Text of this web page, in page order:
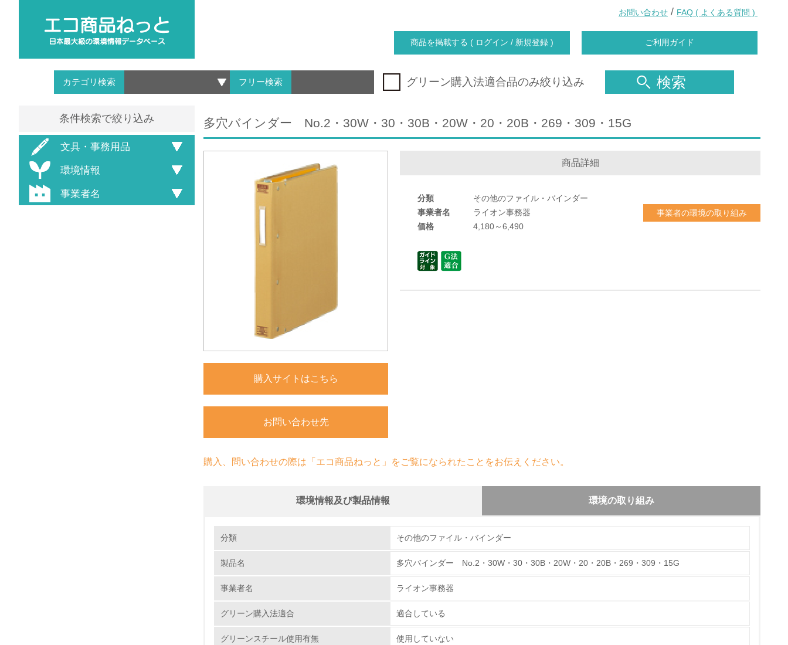
お問い合わせ / FAQ ( よくある質問 )
商品を掲載する ( ログイン / 新規登録 ) ご利用ガイド
カテゴリ検索 フリー検索 グリーン購入法適合品のみ絞り込み 検索
条件検索で絞り込み
文具・事務用品
環境情報
事業者名
多穴バインダー No.2・30W・30・30B・20W・20・20B・269・309・15G
購入サイトはこちら
お問い合わせ先
商品詳細
分類
その他のファイル・バインダー
事業者名
ライオン事務器
価格
4,180～6,490
事業者の環境の取り組み
購入、問い合わせの際は「エコ商品ねっと」をご覧になられたことをお伝えください。
環境情報及び製品情報 環境の取り組み
1.環境取り組み体制
No.
大気汚染物質に関する取り組み
分類 その他のファイル・バインダー
製品名 多穴バインダー No.2・30W・30・30B・20W・20・20B・269・309・15G
事業者名 ライオン事務器
グリーン購入法適合 適合している
グリーンスチール使用有無 使用していない